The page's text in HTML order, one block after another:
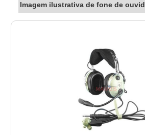
Imagem ilustrativa de fone de